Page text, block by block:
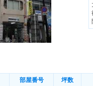
部屋番号 坪数